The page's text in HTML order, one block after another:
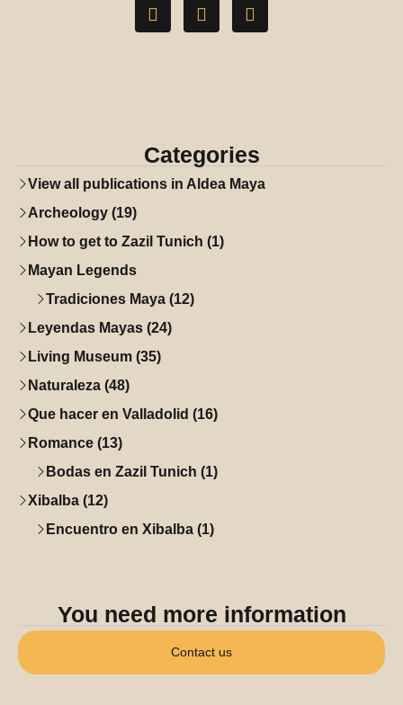
Categories
View all publications in Aldea Maya
Archeology (19)
How to get to Zazil Tunich (1)
Mayan Legends
Tradiciones Maya (12)
Leyendas Mayas (24)
Living Museum (35)
Naturaleza (48)
Que hacer en Valladolid (16)
Romance (13)
Bodas en Zazil Tunich (1)
Xibalba (12)
Encuentro en Xibalba (1)
You need more information
Contact us